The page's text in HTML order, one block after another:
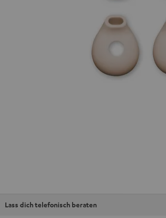
Lass dich telefonisch beraten